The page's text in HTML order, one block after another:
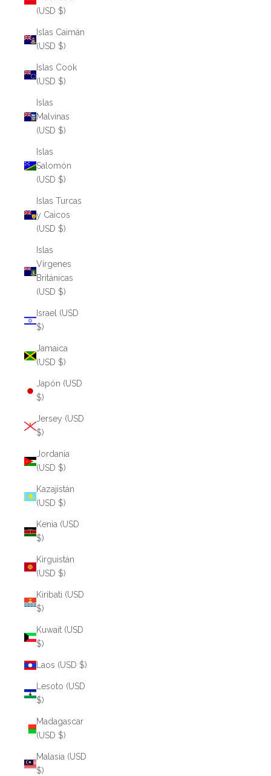
(USD $)
Islas Caimán
(USD $)
Islas Cook
(USD $)
Islas
Malvinas
(USD $)
Islas
Salomón
(USD $)
Islas Turcas
y Caicos
(USD $)
Islas
Vírgenes
Británicas
(USD $)
Israel (USD
$)
Jamaica
(USD $)
Japón (USD
$)
Jersey (USD
$)
Jordania
(USD $)
Kazajistán
(USD $)
Kenia (USD
$)
Kirguistán
(USD $)
Kiribati (USD
$)
Kuwait (USD
$)
Laos (USD $)
Lesoto (USD
$)
Madagascar
(USD $)
Malasia (USD
$)